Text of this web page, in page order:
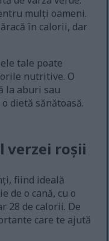
mulți oameni.
în calorii, dar
tale poate
nutritive. O
la aburi sau
dietă sănătoasă.
verzei roșii
fiind ideală
de o cană, cu o
28 de calorii. De
care te ajută